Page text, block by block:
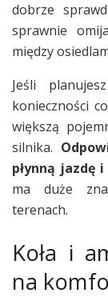
dobrze
sprawnie
między
Jeśli
konieczności
większą
silnika.
płynną jazdę
ma duże
terenach.
Koła i
na